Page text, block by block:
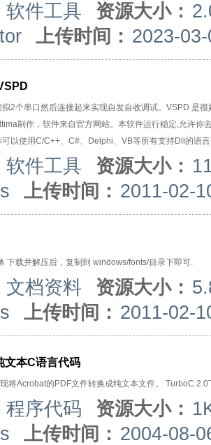
软件工具 资源大小：
上传时间： 2023-
2个串口然后连接起来实现自发自收调试。VSPD 是
制作，软件来自官方网站。本软件运行稳定,允许
以使用C/C++、C#、Delphi、VB等所有支持Dll的语
软件工具 资源大小：
上传时间： 2011-02-
下载并解压后，复制到 windows/fonts/目录下即可.
文档资料 资源大小：
上传时间： 2011-02-
文本C语言代码
将Acrobat的PDF文件转换成纯文本文件。 TurboC 2.0
程序代码 资源大小：
上传时间： 2004-08-